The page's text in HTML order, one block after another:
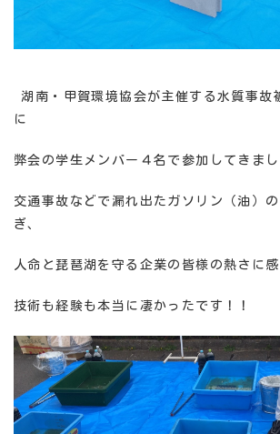
湖南・甲賀環境協会が主催する水質事故
に
弊会の学生メンバー４名で参加してきまし
交通事故などで漏れ出たガソリン（油）
ぎ、
人命と琵琶湖を守る企業の皆様の熱さに感
技術も経験も本当に凄かったです！！